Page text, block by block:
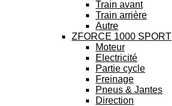
Train avant
Train arrière
Autre
ZFORCE 1000 SPORT
Moteur
Electricité
Partie cycle
Freinage
Pneus & Jantes
Direction